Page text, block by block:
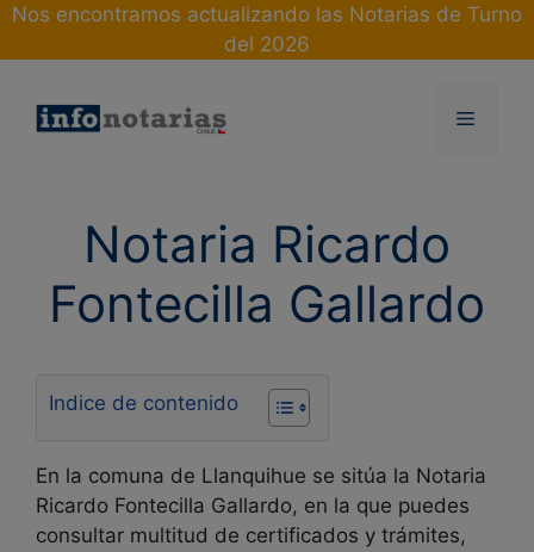
Skip
Nos encontramos actualizando las Notarias de Turno
del 2026
Menu
Notaria Ricardo
Fontecilla Gallardo
Indice de contenido
En la comuna de Llanquihue se sitúa la Notaria
Ricardo Fontecilla Gallardo, en la que puedes
consultar multitud de certificados y trámites,